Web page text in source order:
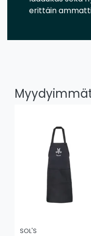
erittäin
SOL'S